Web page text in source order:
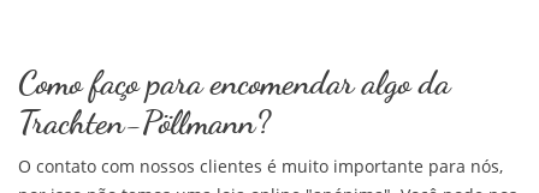
Como faço para encomendar algo da
Trachten-Pöllmann?
O contato com nossos clientes é muito importante para nós,